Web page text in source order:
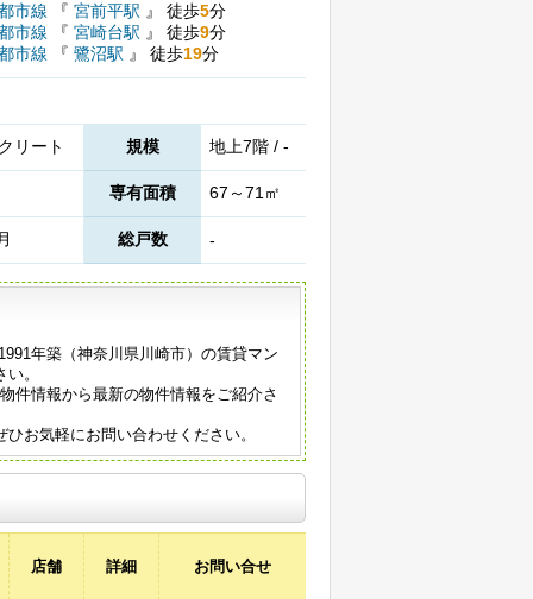
市線 『 宮前平駅 』 徒歩5分
市線
『 宮崎台駅 』 徒歩9分
市線
『 鷺沼駅 』 徒歩19分
リート 規模 地上7階 / -
専有面積 67～71㎡
総戸数 -
年築（神奈川県川崎市）の賃貸マン
。
件情報から最新の物件情報をご紹介さ
お気軽にお問い合わせください。
店舗 詳細 お問い合せ